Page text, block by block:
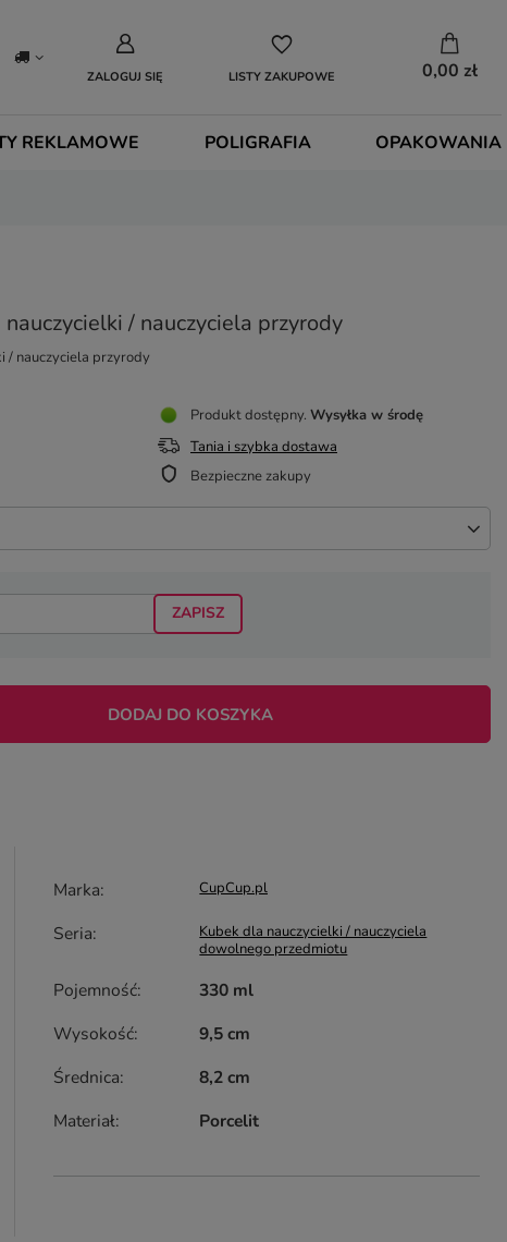
ZALOGUJ SIĘ LISTY ZAKUPOWE 0,00 zł
REKLAMOWE POLIGRAFIA OPAKOWANIA
/ nauczyciela przyrody
/ nauczyciela przyrody
ZAPISZ
DODAJ DO KOSZYKA
Produkt dostępny Wysyłka w środę
Tania i szybka dostawa
Bezpieczne zakupy
Marka CupCup.pl
Seria
Kubek dla nauczycielki / nauczyciela
dowolnego przedmiotu
Pojemność
330 ml
Wysokość
9,5 cm
Średnica
8,2 cm
Materiał
Porcelit